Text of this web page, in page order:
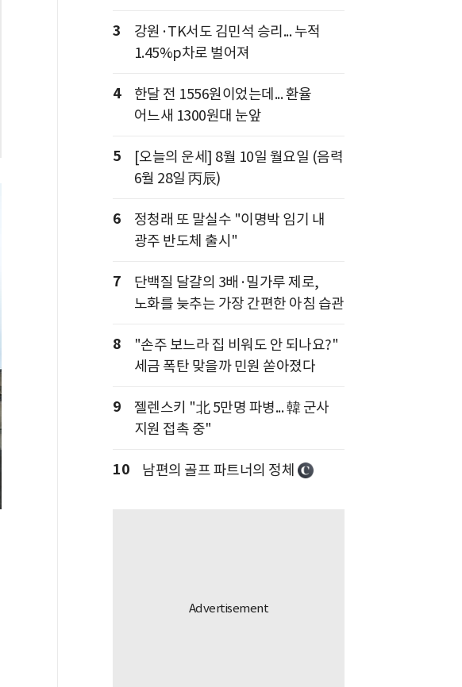
3
강원·TK서도 김민석 승리... 누적
1.45%p차로 벌어져
4
한달 전 1556원이었는데... 환율
어느새 1300원대 눈앞
5
[오늘의 운세] 8월 10일 월요일 (음력
6월 28일 丙辰)
6
정청래 또 말실수 "이명박 임기 내
광주 반도체 출시"
7
단백질 달걀의 3배·밀가루 제로,
노화를 늦추는 가장 간편한 아침 습관
8
"손주 보느라 집 비워도 안 되나요?"
세금 폭탄 맞을까 민원 쏟아졌다
9
젤렌스키 "北 5만명 파병... 韓 군사
지원 접촉 중"
10 남편의 골프 파트너의 정체